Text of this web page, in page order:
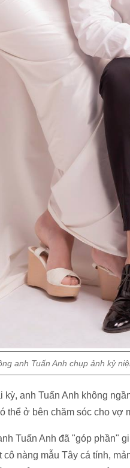
anh Tuấn Anh chụp ảnh kỷ
anh Tuấn Anh không
thể ở bên chăm sóc cho vợ
Tuấn Anh đã "góp phần"
nàng mẫu Tây cá tính,